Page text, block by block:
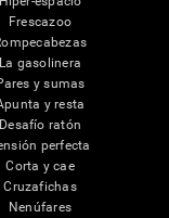
Frescazoo
La gasolinera
y sumas
y resta
Desafío ratón
perfecta
Corta y cae
Cruzafichas
Nenúfares